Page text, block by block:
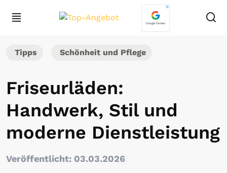
Tipps Schönheit und Pflege
Friseurläden:
Handwerk, Stil und
moderne Dienstleistung
Veröffentlicht: 03.03.2026